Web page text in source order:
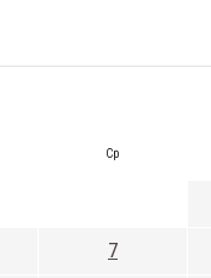
Ср
7